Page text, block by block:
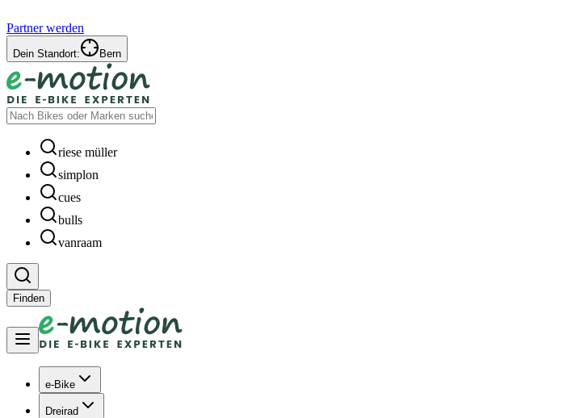
Partner werden
Dein Standort: Bern
riese müller
simplon
cues
bulls
vanraam
Finden
e-Bike
Dreirad